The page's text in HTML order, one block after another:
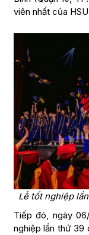
viên nhất của
Lễ tốt nghiệp
Tiếp đó, ngày
nghiệp lần thứ 39